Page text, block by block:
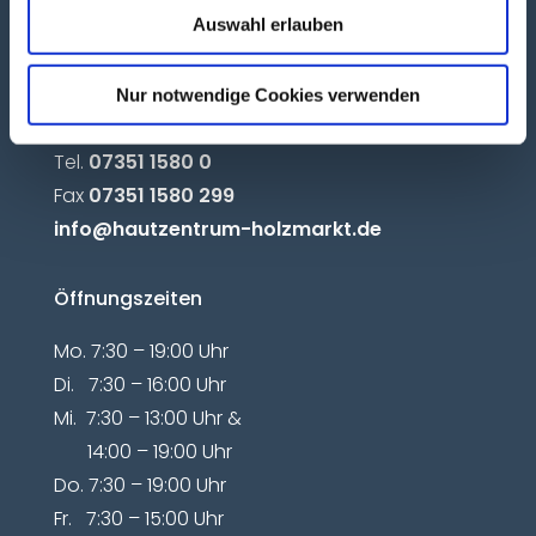
Auswahl erlauben
Nur notwendige Cookies verwenden
Kontakt
Tel. 07351 1580 0
Fax 07351 1580 299
info@hautzentrum-holzmarkt.de
Öffnungszeiten
Mo. 7:30 – 19:00 Uhr
Di. 7:30 – 16:00 Uhr
Mi. 7:30 – 13:00 Uhr &
14:00 – 19:00 Uhr
Do. 7:30 – 19:00 Uhr
Fr. 7:30 – 15:00 Uhr